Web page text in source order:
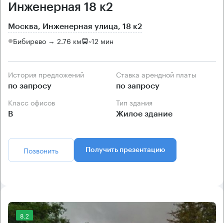
Инженерная 18 к2
Москва, Инженерная улица, 18 к2
Бибирево → 2.76 км ~12 мин
История предложений
по запросу
Ставка арендной платы
по запросу
Класс офисов
B
Тип здания
Жилое здание
Позвонить Получить презентацию
8.2